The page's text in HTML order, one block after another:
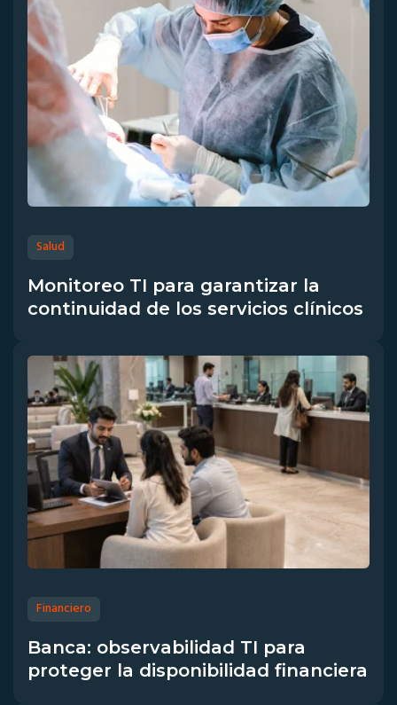
Salud
Monitoreo TI para garantizar la
continuidad de los servicios clínicos
Financiero
Banca: observabilidad TI para
proteger la disponibilidad financiera